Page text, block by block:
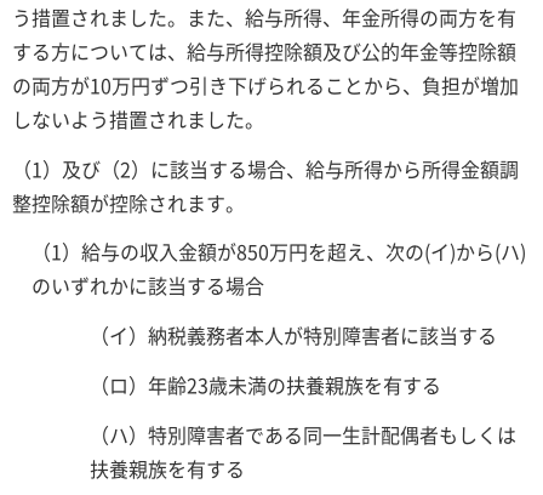
う措置されました。また、給与所得、年金所得の両方を有
する方については、給与所得控除額及び公的年金等控除額
の両方が10万円ずつ引き下げられることから、負担が増加
しないよう措置されました。
（1）及び（2）に該当する場合、給与所得から所得金額調
整控除額が控除されます。
（1）給与の収入金額が850万円を超え、次の(イ)から(ハ)
のいずれかに該当する場合
（イ）納税義務者本人が特別障害者に該当する
（ロ）年齢23歳未満の扶養親族を有する
（ハ）特別障害者である同一生計配偶者もしくは
扶養親族を有する